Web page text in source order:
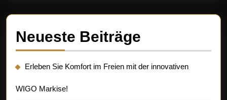
Neueste Beiträge
Erleben Sie Komfort im Freien mit der innovativen
WIGO Markise!